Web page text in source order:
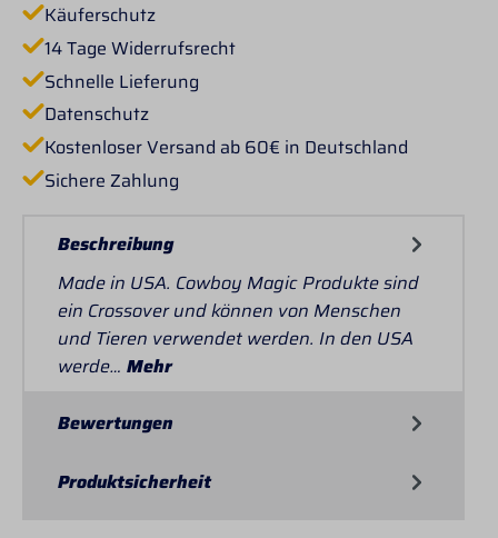
Käuferschutz
14 Tage Widerrufsrecht
Schnelle Lieferung
Datenschutz
Kostenloser Versand ab 60€ in Deutschland
Sichere Zahlung
Beschreibung
Made in USA. Cowboy Magic Produkte sind
ein Crossover und können von Menschen
und Tieren verwendet werden. In den USA
werde… Mehr
Bewertungen
Produktsicherheit